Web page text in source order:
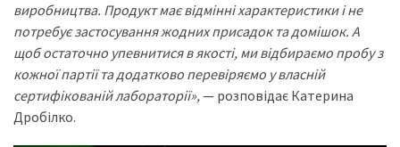
виробництва. Продукт має відмінні характеристики і не
потребує застосування жодних присадок та домішок. А
щоб остаточно упевнитися в якості, ми відбираємо пробу з
кожної партії та додатково перевіряємо у власній
сертифікованій лабораторії»,— розповідає Катерина
Дробілко.